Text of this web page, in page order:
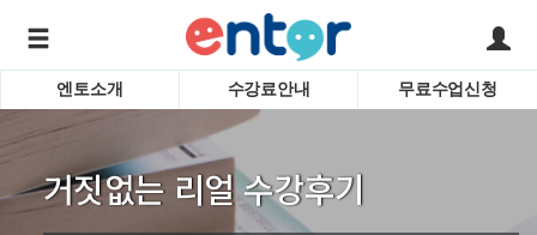
학습도우미 G1
서비스안내
강사소개
회사소개
어린이
엔토소개 수강료안내 무료수업신청
거짓없는 리얼 수강후기